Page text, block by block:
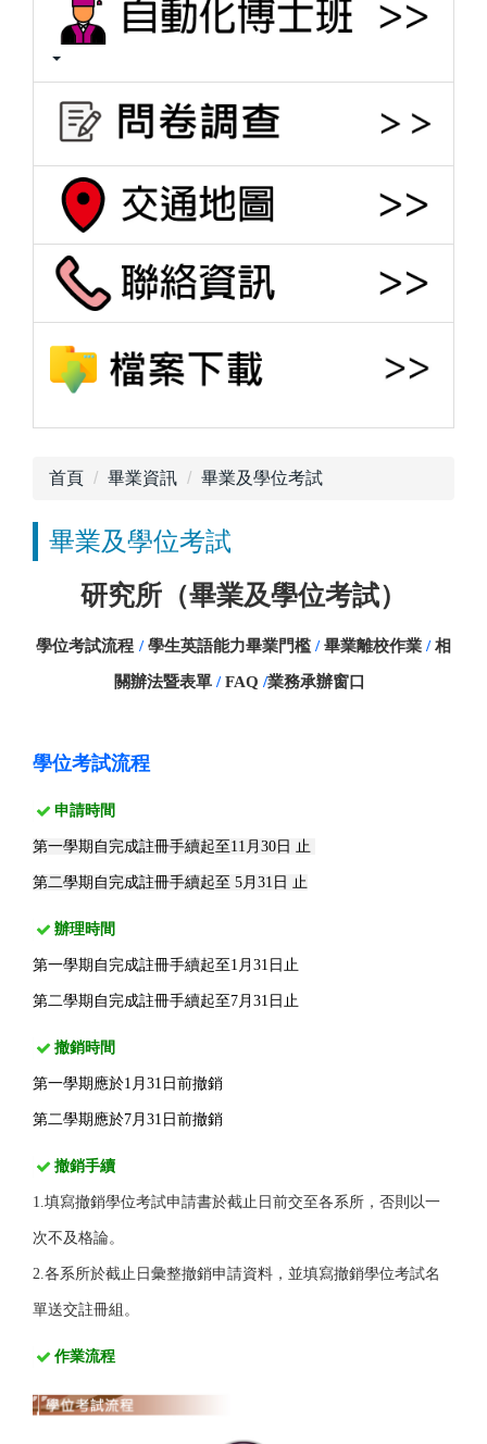
首頁 畢業資訊 畢業及學位考試
畢業及學位考試
研究所（畢業及學位考試）
學位考試流程 /學生英語能力畢業門檻 /畢業離校作業 /相
關辦法暨表單 /FAQ /業務承辦窗口
學位考試流程
申請時間
第一學期自完成註冊手續起至11 月30日 止
第二學期自完成註冊手續起至 5月31日 止
辦理時間
第一學期自完成註冊手續起至1月31日止
第二學期自完成註冊手續起至7月31日止
撤銷時間
第一學期應於1月31日前撤銷
第二學期應於7月31日 前撤銷
撤銷手續
1.填寫撤銷學位考試申請書於截止日前交至各系所，否則以一
次不及格論。
2.各系所於截止日彙整撤銷申請資料，並填寫撤銷學位考試名
單送交註冊組。
作業流程